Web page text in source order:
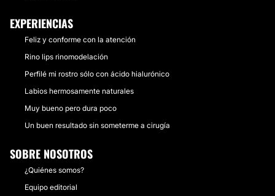
EXPERIENCIAS
Feliz y conforme con la atención
Rino lips rinomodelación
Perfilé mi rostro sólo con ácido hialurónico
Labios hermosamente naturales
Muy bueno pero dura poco
Un buen resultado sin someterme a cirugía
SOBRE NOSOTROS
¿Quiénes somos?
Equipo editorial